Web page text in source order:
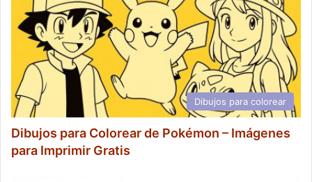
Dibujos para colorear
Dibujos para Colorear de Pokémon – Imágenes
para Imprimir Gratis